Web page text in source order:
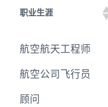
职业生涯
职业生涯
航空航天工程师
航空公司飞行员
顾问